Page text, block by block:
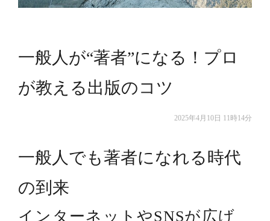
一般人が“著者”になる！プロ
が教える出版のコツ
2025年4月10日 11時14分
一般人でも著者になれる時代
の到来
インターネットやSNSが広げ